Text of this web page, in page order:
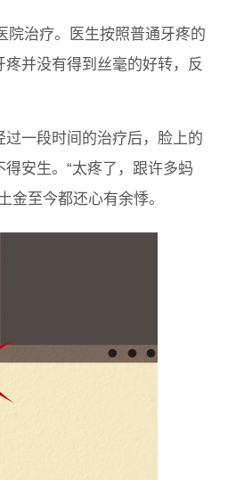
院治疗。医生按照普通牙疼的
并没有得到丝毫的好转，反
一段时间的治疗后，脸上的
安生。“太疼了，跟许多蚂
金至今都还心有余悸。